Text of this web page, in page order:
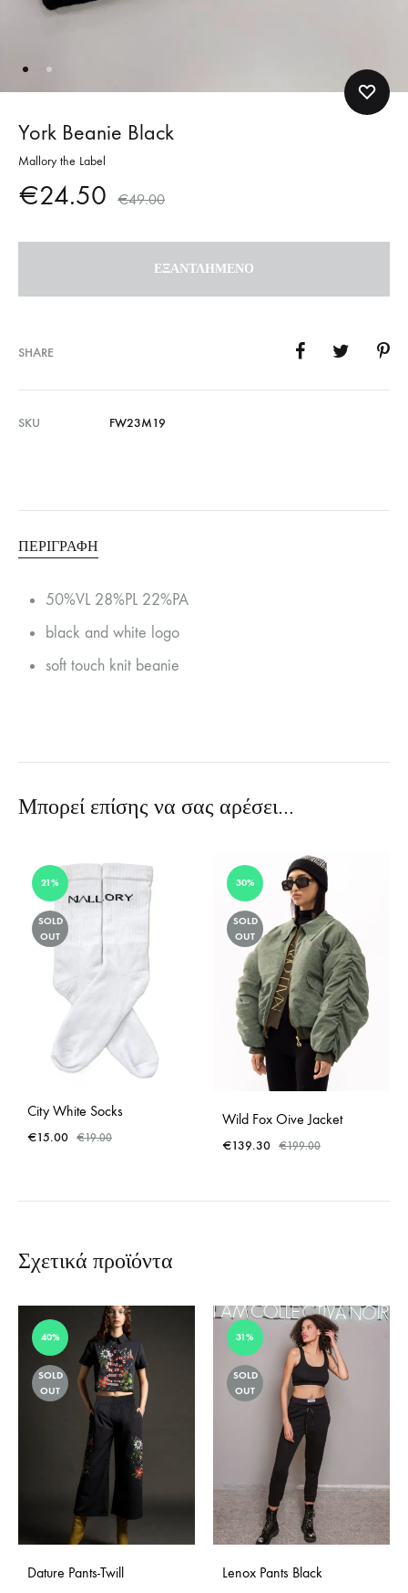
York Beanie Black
Mallory the Label
€24.50 €49.00
ΕΞΑΝΤΛΗΜΈΝΟ
SHARE
SKU FW23M19
ΠΕΡΙΓΡΑΦΉ
50%VL 28%PL 22%PA
black and white logo
soft touch knit beanie
Μπορεί επίσης να σας αρέσει…
21%
SOLD
OUT
City White Socks
€15.00 €19.00
30%
SOLD
OUT
Wild Fox Oive Jacket
€139.30 €199.00
Σχετικά προϊόντα
40%
SOLD
OUT
Dature Pants-Twill
31%
SOLD
OUT
Lenox Pants Black